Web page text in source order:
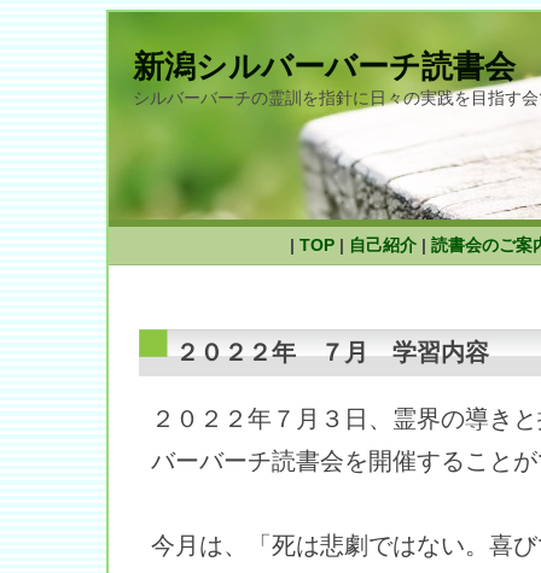
新潟シルバーバーチ読書会
シルバーバーチの霊訓を指針に日々の実践を目指す
| TOP | 自己紹介 | 読書会のご案
２０２２年 ７月 学習内容
２０２２年７月３日、霊界の導き
バーバーチ読書会を開催すること
今月は、「死は悲劇ではない。喜